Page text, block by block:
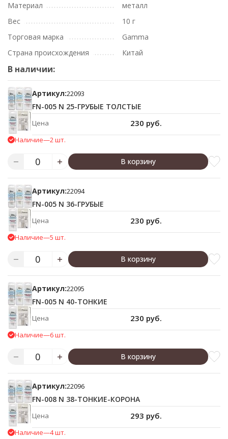
Материал
металл
Вес
10 г
Торговая марка
Gamma
Страна происхождения
Китай
В наличии:
Артикул:22093
FN-005 N 25-ГРУБЫЕ ТОЛСТЫЕ
Цена 230 руб.
Наличие—2 шт.
В корзину
Артикул:22094
FN-005 N 36-ГРУБЫЕ
Цена 230 руб.
Наличие—5 шт.
В корзину
Артикул:22095
FN-005 N 40-ТОНКИЕ
Цена 230 руб.
Наличие—6 шт.
В корзину
Артикул:22096
FN-008 N 38-ТОНКИЕ-КОРОНА
Цена 293 руб.
Наличие—4 шт.